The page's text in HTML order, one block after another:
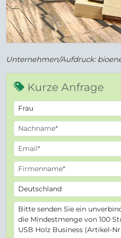
Unternehmen/Aufdruck:
Kurze Anfrage